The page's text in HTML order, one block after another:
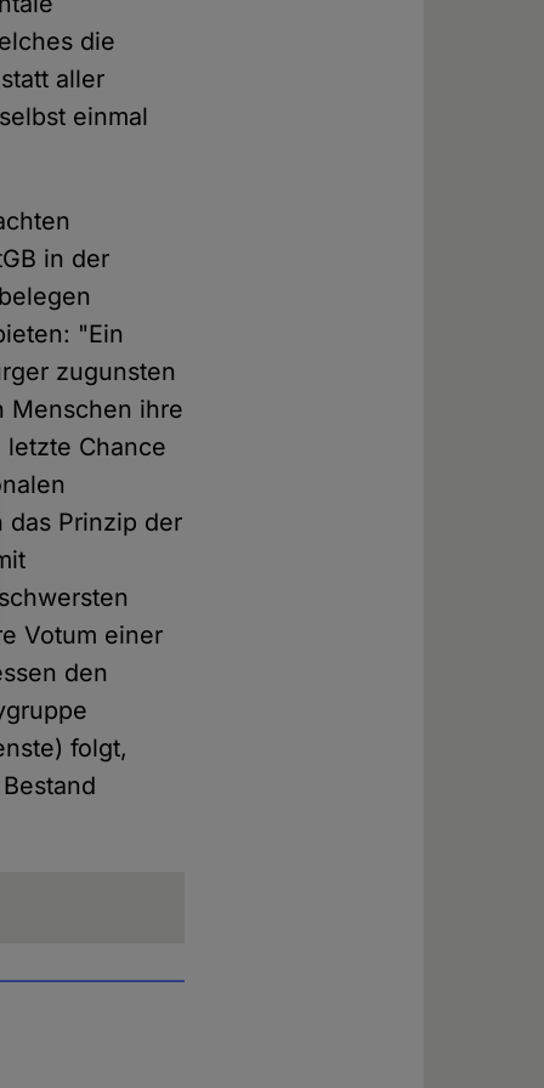
die
aller
einmal
in der
"Ein
zugunsten
Menschen ihre
Chance
das Prinzip der
Votum einer
den
folgt,